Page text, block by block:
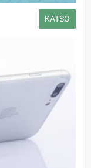
KATSO